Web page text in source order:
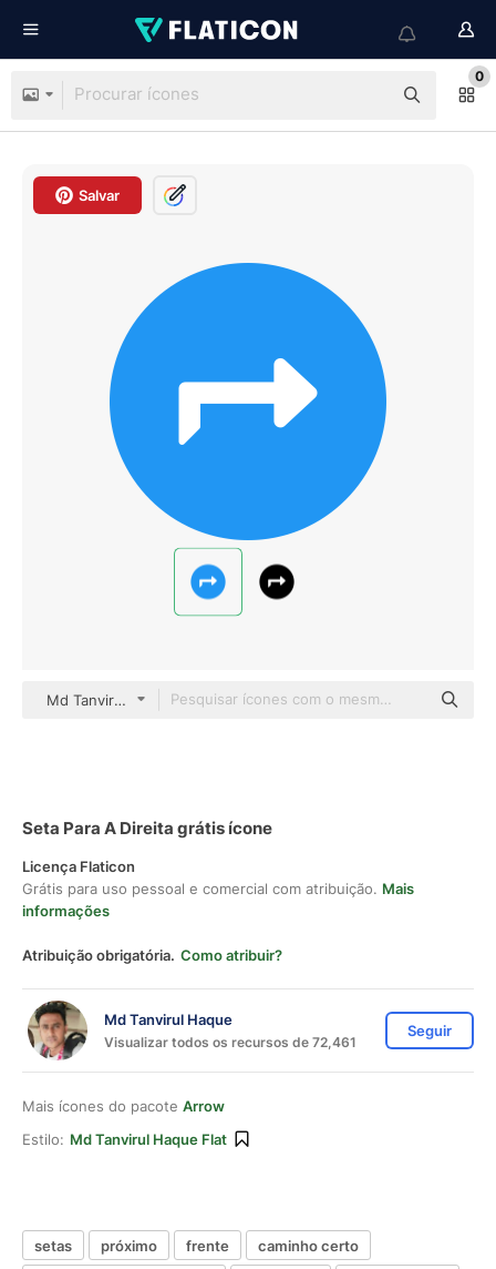
0
Salvar
Md Tanvirul Haque Flat
Seta Para A Direita grátis ícone
Licença Flaticon
Grátis para uso pessoal e comercial com atribuição. Mais
informações
Atribuição obrigatória. Como atribuir?
Md Tanvirul Haque
Visualizar todos os recursos de 72,461
Seguir
Mais ícones do pacote Arrow
Estilo: Md Tanvirul Haque Flat
setas próximo frente
caminho certo